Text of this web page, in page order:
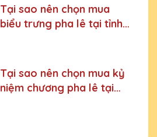
Tại sao nên chọn mua
biểu trưng pha lê tại tỉnh
Tại sao nên chọn mua kỷ
niệm chương pha lê tại